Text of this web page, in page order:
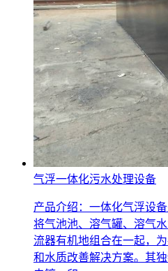
气浮一体化污水处理设备
产品介绍：一体化气浮设
将气池池、溶气罐、溶气
流器有机地组合在一起，
和水质改善解决方案。其